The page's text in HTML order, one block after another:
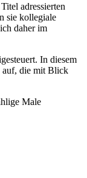
adressierten
sie kollegiale
daher im
In diesem
auf, die mit Blick
Male